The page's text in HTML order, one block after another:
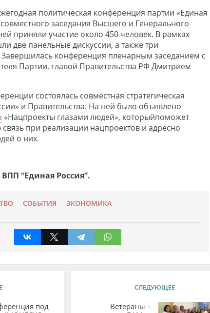
политическая конференция партии «Единая
заседания Высшего и Генерального
приняли участие около 450 человек. В рамках
две панельные дискуссии, а также три
Завершилась конференция пленарным заседанием с
Партии, главой Правительства РФ Дмитрием
состоялась совместная стратегическая
и Правительства. На ней было объявлено
«Нацпроекты глазами людей», которыйпоможет
при реализации нацпроектов и адресно
о них.
“Единая Россия”.
СОБЫТИЯ ЭКОНОМИКА
под
СЛЕДУЮЩЕЕ
Ветераны –